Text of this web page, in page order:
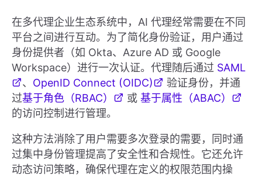
在多代理企业生态系统中，AI 代理经常需要在不同
平台之间进行互动。为了简化身份验证，用户通过
身份提供者（如 Okta、Azure AD 或 Google
Workspace）进行一次认证。代理随后通过 SAML
、 OpenID Connect (OIDC)
验证身份，并通
过基于角色（RBAC） 或 基于属性（ABAC）
的访问控制进行管理。
这种方法消除了用户需要多次登录的需要，同时通
过集中身份管理提高了安全性和合规性。它还允许
动态访问策略，确保代理在定义的权限范围内操